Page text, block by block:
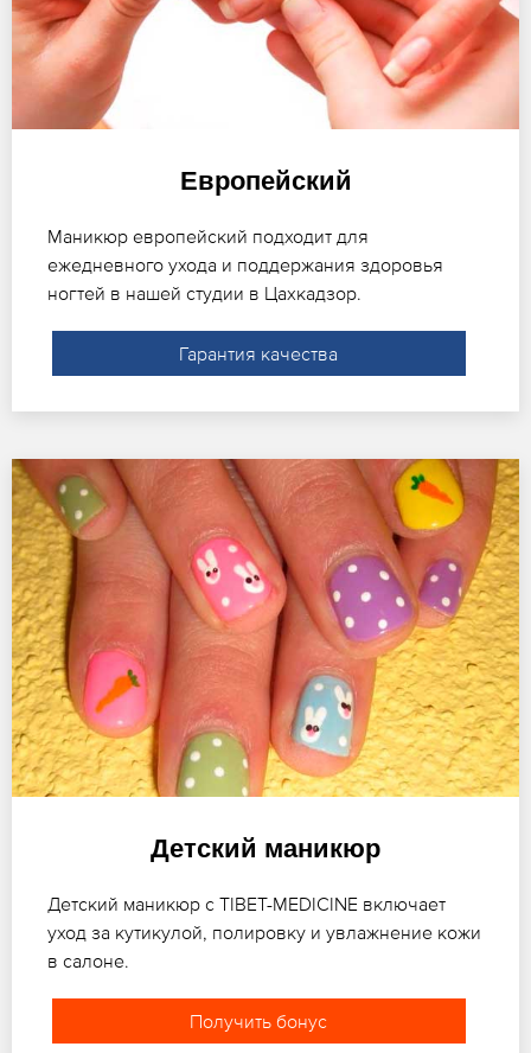
Европейский
Маникюр европейский подходит для
ежедневного ухода и поддержания здоровья
ногтей в нашей студии в Цахкадзор.
Гарантия качества
Детский маникюр
Детский маникюр с TIBET-MEDICINE включает
уход за кутикулой, полировку и увлажнение кожи
в салоне.
Получить бонус